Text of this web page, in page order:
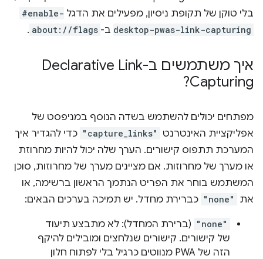
בלי טוקן של תקופת ניסיון, מפעילים את הדגל #enable-
desktop-pwas-link-capturing ב- about://flags
.
איך משתמשים ב-Declarative Link
Capturing?
מפתחים יכולים להשתמש בשדה הנוסף במניפסט של
אפליקציית האינטרנט
"capture_links" כדי להגדיר איך
המערכת תתפוס קישורים. הערך שלה יכול להיות מחרוזת
או מערך של מחרוזות. אם מציינים מערך של מחרוזות, סוכן
המשתמש בוחר את הפריט הנתמך הראשון ברשימה, או
את
"none" כברירת מחדל. יש תמיכה בערכים הבאים:
"none" (ברירת המחדל): לא מתבצע תיעוד
של קישורים. קישורים שנלחצים ומובילים להיקף
הזה של PWA מנווטים כרגיל בלי לפתוח חלון